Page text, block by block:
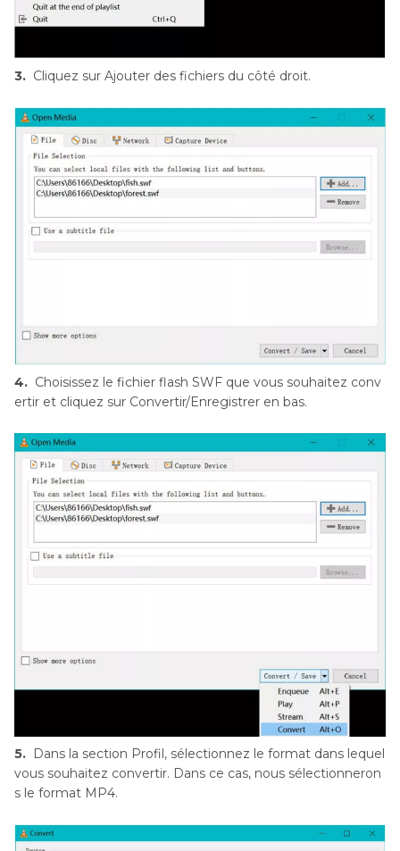
3. Cliquez sur Ajouter des fichiers du côté droit.
4. Choisissez le fichier flash SWF que vous souhaitez conv
ertir et cliquez sur Convertir/Enregistrer en bas.
5. Dans la section Profil, sélectionnez le format dans lequel
vous souhaitez convertir. Dans ce cas, nous sélectionneron
s le format MP4.